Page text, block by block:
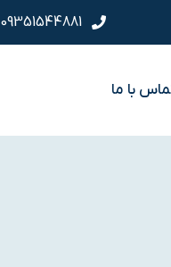
09351544881
با ما